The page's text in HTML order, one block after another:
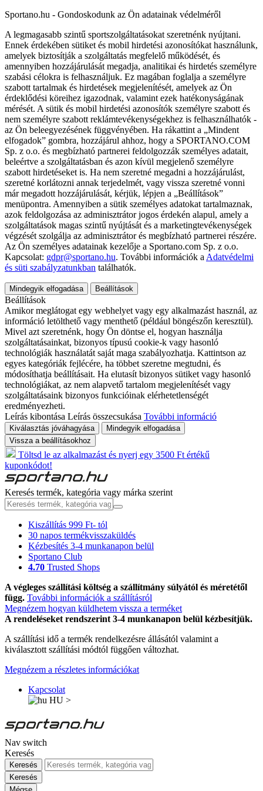
Sportano.hu - Gondoskodunk az Ön adatainak védelméről
A legmagasabb szintű sportszolgáltatásokat szeretnénk nyújtani.
Ennek érdekében sütiket és mobil hirdetési azonosítókat használunk,
amelyek biztosítják a szolgáltatás megfelelő működését, és
amennyiben hozzájárulását megadja, analitikai és hirdetés személyre
szabási célokra is felhasználjuk. Ez magában foglalja a személyre
szabott tartalmak és hirdetések megjelenítését, amelyek az Ön
érdeklődési köreihez igazodnak, valamint ezek hatékonyságának
mérését. A sütik és mobil hirdetési azonosítók személyre szabott és
nem személyre szabott reklámtevékenységekhez is felhasználhatók -
az Ön beleegyezésének függvényében. Ha rákattint a „Mindent
elfogadok” gombra, hozzájárul ahhoz, hogy a SPORTANO.COM
Sp. z o.o. és megbízható partnerei feldolgozzák személyes adatait,
beleértve a szolgáltatásban és azon kívül megjelenő személyre
szabott hirdetéseket is. Ha nem szeretné megadni a hozzájárulást,
szeretné korlátozni annak terjedelmét, vagy vissza szeretné vonni
már megadott hozzájárulását, kérjük, lépjen a „Beállítások”
menüpontra. Amennyiben a sütik személyes adatokat tartalmaznak,
azok feldolgozása az adminisztrátor jogos érdekén alapul, amely a
szolgáltatások magas szintű nyújtását és a marketingtevékenységek
végzését szolgálja az adminisztrátor és megbízható partnerei részére.
Az Ön személyes adatainak kezelője a Sportano.com Sp. z o.o.
Kapcsolat: gdpr@sportano.hu. További információk a Adatvédelmi
és süti szabályzatunkban találhatók.
Mindegyik elfogadása Beállítások
Beállítások
Amikor meglátogat egy webhelyet vagy egy alkalmazást használ, az
információ letölthető vagy menthető (például böngészőn keresztül).
Mivel azt szeretnénk, hogy Ön döntse el, hogyan használja
szolgáltatásainkat, bizonyos típusú cookie-k vagy hasonló
technológiák használatát saját maga szabályozhatja. Kattintson az
egyes kategóriák fejlécére, ha többet szeretne megtudni, és
módosíthatja beállításait. Ha elutasít bizonyos sütiket vagy hasonló
technológiákat, az nem alapvető tartalom megjelenítését vagy
szolgáltatásaink bizonyos funkcióinak elérhetetlenségét
eredményezheti.
Leírás kibontása Leírás összecsukása További információ
Kiválasztás jóváhagyása
Mindegyik elfogadása
Vissza a beállításokhoz
Töltsd le az alkalmazást és nyerj egy 3500 Ft értékű
kuponkódot!
Keresés termék, kategória vagy márka szerint
Kiszállítás 999 Ft- tól
30 napos termékvisszaküldés
Kézbesítés 3-4 munkanapon belül
Sportano Club
4.70 Trusted Shops
A végleges szállítási költség a szállítmány súlyától és méretétől
függ. További információk a szállításról
Megnézem hogyan küldhetem vissza a terméket
A rendeléseket rendszerint 3-4 munkanapon belül kézbesítjük.
A szállítási idő a termék rendelkezésre állásától valamint a
kiválasztott szállítási módtól függően változhat.
Megnézem a részletes információkat
Kapcsolat
HU >
Nav switch
Keresés
Keresés
Keresés